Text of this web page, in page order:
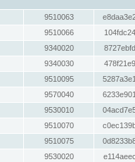
9510063
9510066
9340020
9340030
9510095
9570040
9530010
9510070
9510075
9530020